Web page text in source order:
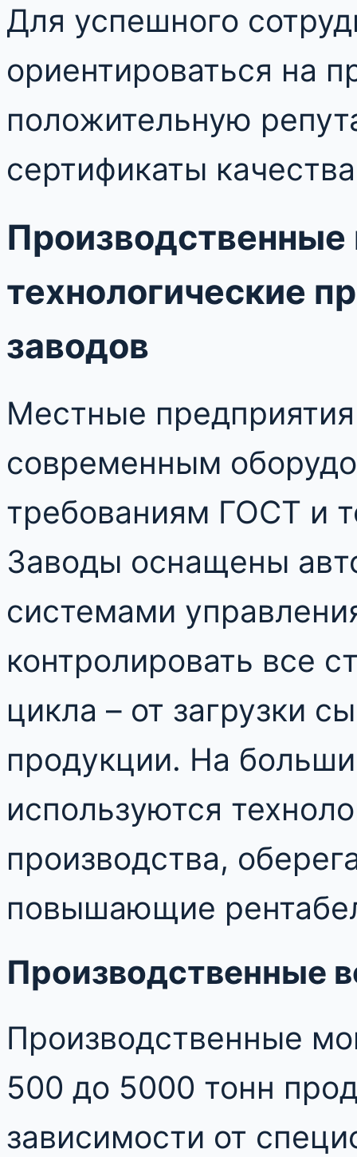
Для успешного
ориентироваться на
положительную
сертификаты
технологические
заводов
Местные
современным
требованиям ГОСТ и
Заводы оснащены
системами
контролировать все
цикла – от загрузки
продукции. На
используются
производства,
повышающие
Производственные
Производственные
500 до 5000 тонн
зависимости от